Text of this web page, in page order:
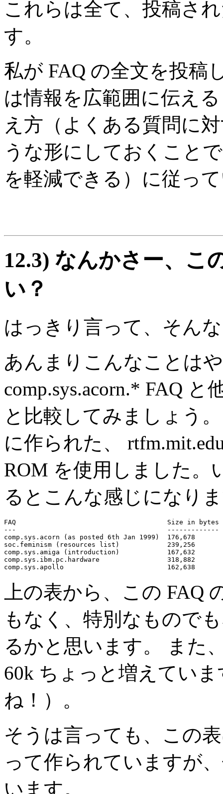
これらは全て、投稿さ
す。
私が FAQ の全文を投稿
は情報を広範囲に伝え
え方（よくある質問に
うな形にしておくこと
を軽減できる）に従っ
12.3) なんかさー、こ
い？
はっきり言って、そん
あんまりこんなことは
comp.sys.acorn.* FAQ
と比較してみましょう
に作られた、
ROM を使用しました。
るとこんな感じになり
FAQ                                      Size in bytes
---                                      -------------
comp.sys.acorn (as posted 6th Jan 1999)  176,678
soc.feminism (resources list)            239,256
comp.sys.amiga (introduction)            167,632
comp.sys.ibm.pc.hardware                 318,882
上の表から、この FAQ
もなく、特別なもので
るかと思います。 また
60k ちょっと増えてい
ね！）。
そうは言っても、この
って作られていますが
います。